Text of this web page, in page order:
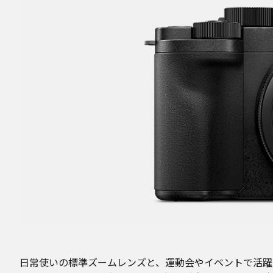
日常使いの標準ズームレンズと、運動会やイベントで活